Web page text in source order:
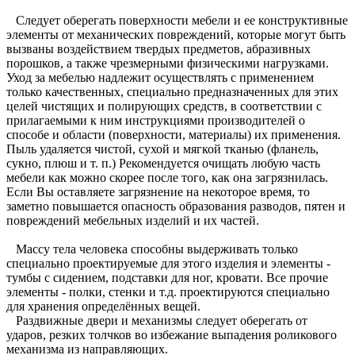
Следует оберегать поверхности мебели и ее конструктивные
элементы от механических повреждений, которые могут быть
вызваны воздействием твердых предметов, абразивных
порошков, а также чрезмерными физическими нагрузками.
Уход за мебелью надлежит осуществлять с применением
только качественных, специально предназначенных для этих
целей чистящих и полирующих средств, в соответствии с
прилагаемыми к ним инструкциями производителей о
способе и области (поверхности, материалы) их применения.
Пыль удаляется чистой, сухой и мягкой тканью (фланель,
сукно, плюш и т. п.) Рекомендуется очищать любую часть
мебели как можно скорее после того, как она загрязнилась.
Если Вы оставляете загрязнение на некоторое время, то
заметно повышается опасность образования разводов, пятен и
повреждений мебельных изделий и их частей.
Массу тела человека способны выдерживать только
специально проектируемые для этого изделия и элементы -
тумбы с сидением, подставки для ног, кровати. Все прочие
элементы - полки, стенки и т.д. проектируются специально
для хранения определённых вещей.
Раздвижные двери и механизмы следует оберегать от
ударов, резких толчков во избежание выпадения роликового
механизма из направляющих.